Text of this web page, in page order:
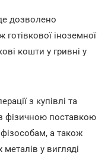
дозволено
іноземної
кошти у гривні у
з купівлі та
фізичною поставкою
фізособам, а також
металів у вигляді